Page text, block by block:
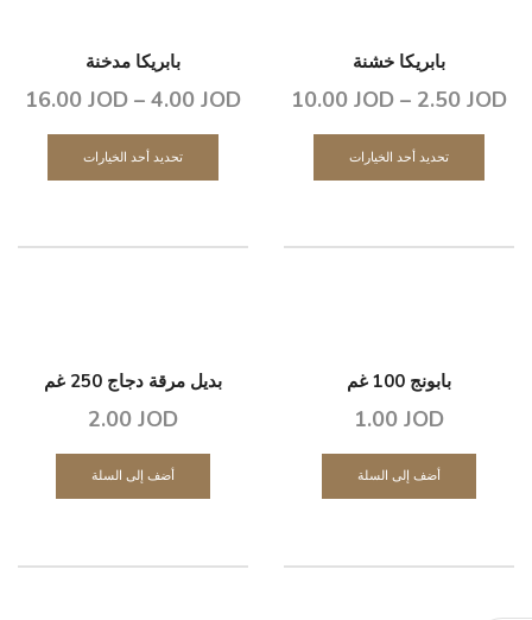
بابريكا خشنة
2.50 JOD
–
10.00 JOD
تحديد أحد الخيارات
بابريكا مدخنة
4.00 JOD
–
16.00 JOD
تحديد أحد الخيارات
بابونج 100 غم
1.00 JOD
أضف إلى السلة
بديل مرقة دجاج 250 غم
2.00 JOD
أضف إلى السلة